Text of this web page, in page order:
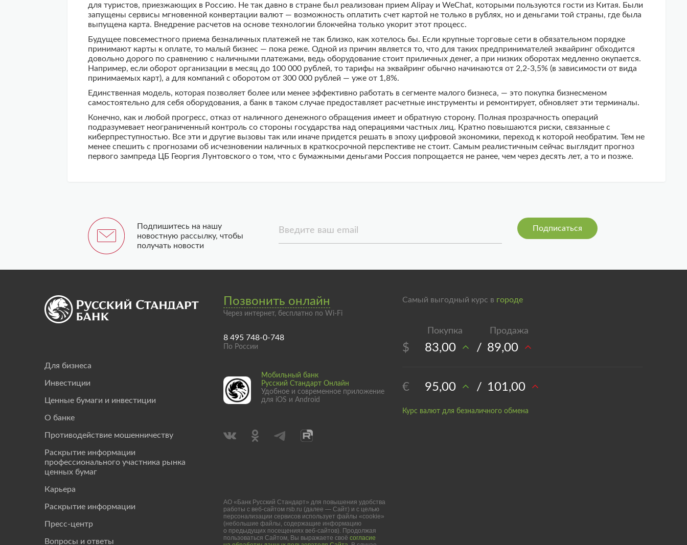
для туристов, приезжающих в Россию. Не так давно в стране был реализован прием Alipay и WeChat, которыми пользуются гости из Китая. Были
запущены сервисы мгновенной конвертации валют — возможность оплатить счет картой не только в рублях, но и деньгами той страны, где была
выпущена карта. Внедрение расчетов на основе технологии блокчейна только укорит этот процесс.
Будущее повсеместного приема безналичных платежей не так близко, как хотелось бы. Если крупные торговые сети в обязательном порядке
принимают карты к оплате, то малый бизнес — пока реже. Одной из причин является то, что для таких предпринимателей эквайринг обходится
довольно дорого по сравнению с наличными платежами, ведь оборудование стоит приличных денег, а при низких оборотах медленно окупается.
Например, если оборот организации в месяц до 100 000 рублей, то тарифы на эквайринг обычно начинаются от 2,2-3,5% (в зависимости от вида
принимаемых карт), а для компаний с оборотом от 300 000 рублей — уже от 1,8%.
Единственная модель, которая позволяет более или менее эффективно работать в сегменте малого бизнеса, — это покупка бизнесменом
самостоятельно для себя оборудования, а банк в таком случае предоставляет расчетные инструменты и ремонтирует, обновляет эти терминалы.
Конечно, как и любой прогресс, отказ от наличного денежного обращения имеет и обратную сторону. Полная прозрачность операций
подразумевает неограниченный контроль со стороны государства над операциями частных лиц. Кратно повышаются риски, связанные с
киберпреступностью. Все эти и другие вызовы так или иначе придется решать в эпоху цифровой экономики, переход к которой необратим. Тем не
менее спешить с прогнозами об исчезновении наличных в краткосрочной перспективе не стоит. Самым реалистичным сейчас выглядит прогноз
первого зампреда ЦБ Георгия Лунтовского о том, что с бумажными деньгами Россия попрощается не ранее, чем через десять лет, а то и позже.
Подпишитесь на нашу
новостную рассылку, чтобы
получать новости
Введите ваш email
Позвонить онлайн
Через интернет, бесплатно по Wi-Fi
8 495 748-0-748
По России
Для бизнеса
Инвестиции
Ценные бумаги и инвестиции
О банке
Противодействие мошенничеству
Раскрытие информации
профессионального участника рынка
ценных бумаг
Карьера
Раскрытие информации
Пресс-центр
Вопросы и ответы
Мобильный банк
Русский Стандарт Онлайн
Удобное и современное приложение
для iOS и Android
АО «Банк Русский Стандарт» для повышения удобства
работы с веб-сайтом rsb.ru (далее — Сайт) и с целью
персонализации сервисов использует файлы «cookie»
(небольшие файлы, содержащие информацию
о предыдущих посещениях веб-сайтов). Продолжая
пользоваться Сайтом, Вы выражаете своё согласие
Самый выгодный курс в городе
$ 83,00 / 89,00
€ 95,00 / 101,00
Курс валют для безналичного обмена